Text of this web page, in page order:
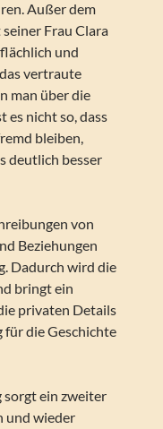
Außer dem
Frau Clara
und
vertraute
man über die
es nicht so, dass
bleiben,
deutlich besser
von
Beziehungen
Dadurch wird die
bringt ein
privaten Details
die Geschichte
sorgt ein zweiter
und wieder